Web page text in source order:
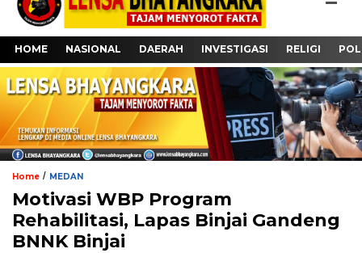
HOME NASIONAL DAERAH INVESTIGASI RELIGI
Home / MEDAN
Motivasi WBP Program
Rehabilitasi, Lapas Binjai Gandeng
BNNK Binjai